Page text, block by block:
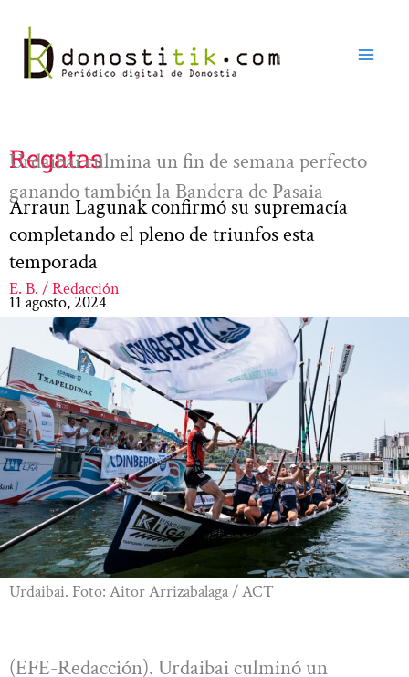
contenido
Regatas
Urdaibai culmina un fin de semana perfecto
ganando también la Bandera de Pasaia
Arraun Lagunak confirmó su supremacía
completando el pleno de triunfos esta
temporada
E. B. / Redacción
11 agosto, 2024
Urdaibai. Foto: Aitor Arrizabalaga / ACT
(EFE-Redacción). Urdaibai culminó un